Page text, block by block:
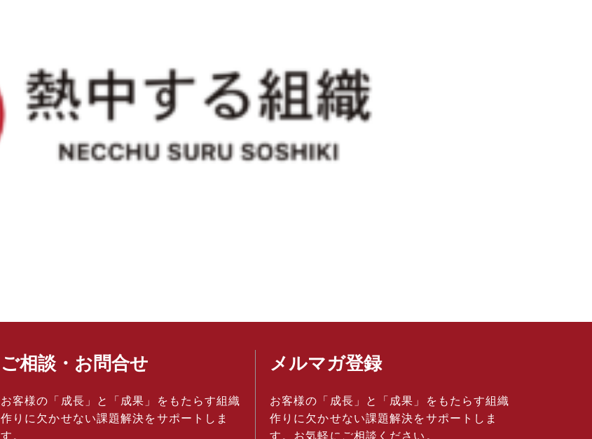
ご相談・お問合せ
お客様の「成長」と「成果」をもたらす組織
作りに欠かせない課題解決をサポートしま
す。
メルマガ登録
お客様の「成長」と「成果」をもたらす組織
作りに欠かせない課題解決をサポートしま
す。お気軽にご相談ください。